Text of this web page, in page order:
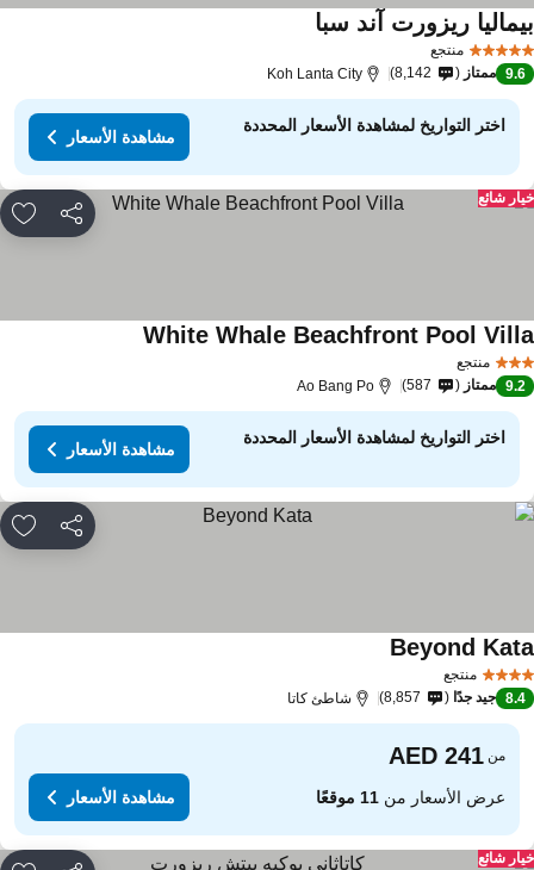
منتجع
ريزورت آند سبا
9.6 ممتاز 8,142
Koh Lanta City
اختر التواريخ لمشاهدة الأسعار المحددة
مشاهدة الأسعار
مشاركة
شائع
منتجع
White Whale Beachfront Pool
9.2 ممتاز 587
Ao Bang Po
اختر التواريخ لمشاهدة الأسعار المحددة
مشاهدة الأسعار
مشاركة
منتجع
Beyond
8.4 جيد جدًا 8,857 شاطئ كاتا
من
عرض الأسعار من11 موقعًا مشاهدة الأسعار
شائع